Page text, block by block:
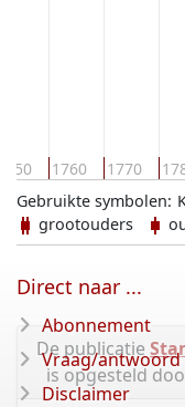
1760 1770
Gebruikte symbolen:
grootouders
De publicatie
is opgesteld
Direct naar ...
Abonnement
Vraag/antwoord
Disclaimer